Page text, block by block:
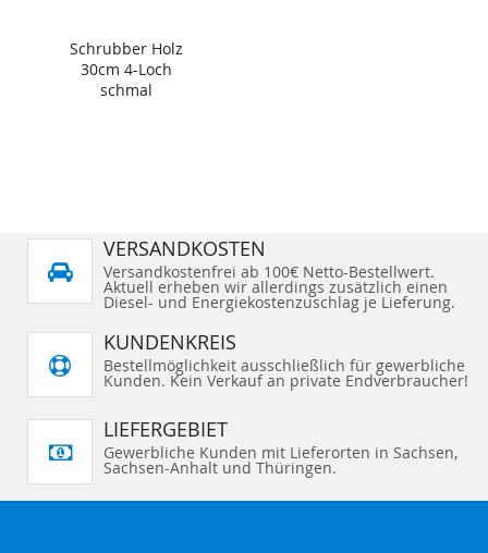
Schrubber Holz
30cm 4-Loch
schmal
VERSANDKOSTEN
Versandkostenfrei ab 100€ Netto-Bestellwert.
Aktuell erheben wir allerdings zusätzlich einen
Diesel- und Energiekostenzuschlag je Lieferung.
KUNDENKREIS
Bestellmöglichkeit ausschließlich für gewerbliche
Kunden. Kein Verkauf an private Endverbraucher!
LIEFERGEBIET
Gewerbliche Kunden mit Lieferorten in Sachsen,
Sachsen-Anhalt und Thüringen.